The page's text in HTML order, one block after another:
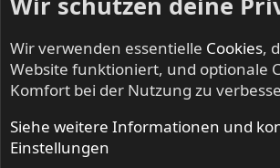
Mitglieder
Wir verwenden essentielle Cookies,
Website funktioniert, und optionale
Komfort bei der Nutzung zu
Siehe weitere Informationen und
Einstellungen